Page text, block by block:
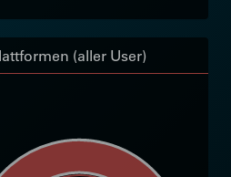
(aller User)